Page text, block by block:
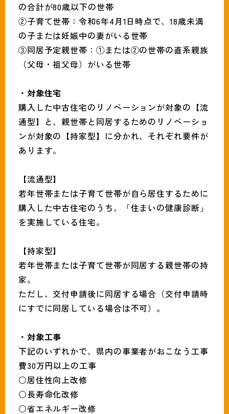
の合計が80歳以下の世帯
②子育て世帯：令和6年4月1日時点で、18歳未満
の子または妊娠中の妻がいる世帯​
③同居予定親世帯：①または②の世帯の直系親族
（父母・祖父母）がいる世帯
・対象住宅
購入した中古住宅のリノベーションが対象の【流
通型】と、親世帯と同居するためのリノベーショ
ンが対象の【持家型】に分かれ、それぞれ要件が
あります。
【流通型】
若年世帯または子育て世帯が自ら居住するために
購入した中古住宅のうち、「住まいの健康診断」
を実施している住宅。
【持家型】
若年世帯または子育て世帯が同居する親世帯の持
家。
ただし、交付申請後に同居する場合（交付申請時
にすでに同居している場合は不可）。
・対象工事
下記のいずれかで、県内の事業者がおこなう工事
費30万円以上の工事
○居住性向上改修
​○長寿命化改修
​○省エネルギー改修